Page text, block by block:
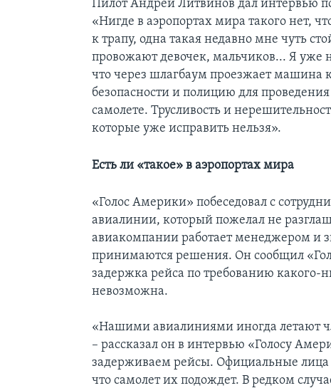
Пилот Андрей Литвинов дал интервью
«Нигде в аэропортах мира такого нет,
к трапу, одна такая недавно мне чуть
провожают девочек, мальчиков... Я уже
что через шлагбаум проезжает машина
безопасности и полицию для
самолете. Трусливость и
которые уже исправить нельзя».
Есть ли «такое» в аэропортах мира
«Голос Америки» побеседовал с
авиалинии, который пожелал не
авиакомпании работает менеджером и
принимаются решения. Он сообщил
задержка рейса по требованию какого-
невозможна.
«Нашими авиалиниями иногда летают
– рассказал он в интервью «Голосу
задерживаем рейсы. Официальные
что самолет их подождет. В редком